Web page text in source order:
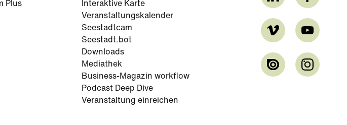
Plus
Interaktive Karte
Veranstaltungskalender
Seestadtcam
Seestadt.bot
Downloads
Mediathek
Business-Magazin workflow
Podcast Deep Dive
Veranstaltung einreichen